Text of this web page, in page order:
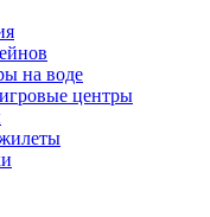
на воде
центры